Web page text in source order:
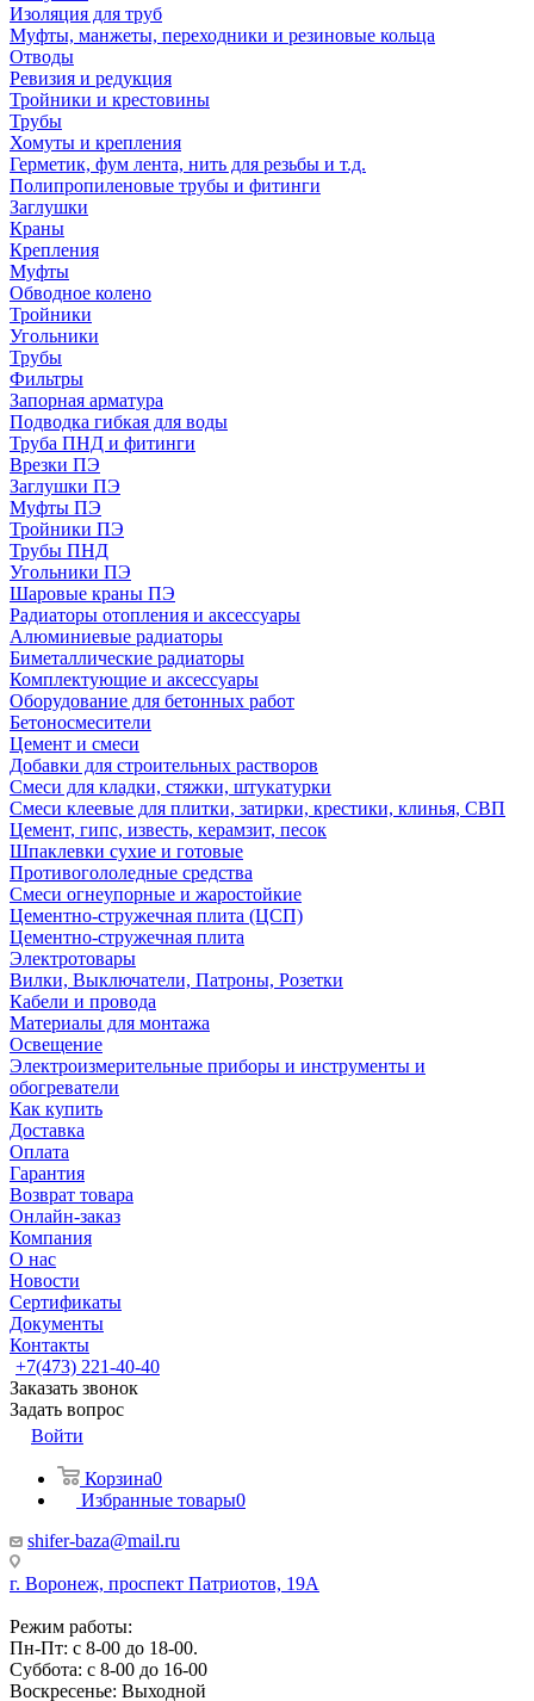
Изоляция для труб
Муфты, манжеты, переходники и резиновые кольца
Отводы
Ревизия и редукция
Тройники и крестовины
Трубы
Хомуты и крепления
Герметик, фум лента, нить для резьбы и т.д.
Полипропиленовые трубы и фитинги
Заглушки
Краны
Крепления
Муфты
Обводное колено
Тройники
Угольники
Трубы
Фильтры
Запорная арматура
Подводка гибкая для воды
Труба ПНД и фитинги
Врезки ПЭ
Заглушки ПЭ
Муфты ПЭ
Тройники ПЭ
Трубы ПНД
Угольники ПЭ
Шаровые краны ПЭ
Радиаторы отопления и аксессуары
Алюминиевые радиаторы
Биметаллические радиаторы
Комплектующие и аксессуары
Оборудование для бетонных работ
Бетоносмесители
Цемент и смеси
Добавки для строительных растворов
Смеси для кладки, стяжки, штукатурки
Смеси клеевые для плитки, затирки, крестики, клинья, СВП
Цемент, гипс, известь, керамзит, песок
Шпаклевки сухие и готовые
Противогололедные средства
Смеси огнеупорные и жаростойкие
Цементно-стружечная плита (ЦСП)
Цементно-стружечная плита
Электротовары
Вилки, Выключатели, Патроны, Розетки
Кабели и провода
Материалы для монтажа
Освещение
Электроизмерительные приборы и инструменты и
обогреватели
Как купить
Доставка
Оплата
Гарантия
Возврат товара
Онлайн-заказ
Компания
О нас
Новости
Сертификаты
Документы
Контакты
+7(473) 221-40-40
Заказать звонок
Задать вопрос
Войти
Корзина0
Избранные товары0
shifer-baza@mail.ru
г. Воронеж, проспект Патриотов, 19А
Режим работы:
Пн-Пт: с 8-00 до 18-00.
Суббота: с 8-00 до 16-00
Воскресенье: Выходной